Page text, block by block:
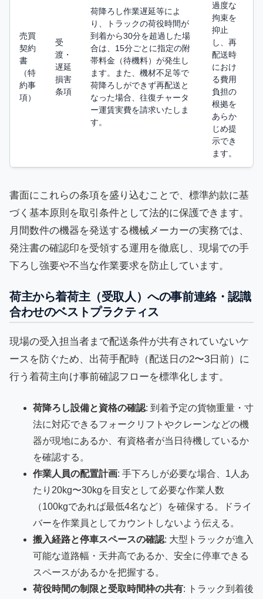
売買
契約
書
（特
約事
項）
受
渡・
遅延
損害
条項
荷降ろし作業遅延等によ
り、トラックの荷役時間が
到着から30分を超過した場
合は、15分ごとに指定の附
帯料金（待機料）が発生し
ます。また、機材不足等で
荷降ろしができず再配送と
なった場合、往復チャータ
ー運賃実費を請求いたしま
す。
過度な
拘束を
抑止
し、再
配送時
におけ
る費用
負担の
根拠を
あらか
じめ提
示でき
ます。
書面にこれらの条項を盛り込むことで、標準約款に基
づく基本原則を取引条件として法的に保護できます。
月間数件の機器を発送する機械メーカーの実務では、
発注書の確認印を受領する運用を徹底し、現場での手
下ろし強要や不当な作業要求を防止しています。
荷主から着荷主（受取人）への事前連絡・認識
合わせのベストプラクティス
現場の受入担当者まで配送条件が共有されていないケ
ースを防ぐため、出荷手配時（配送日の2〜3日前）に
行う着荷主向け事前確認フローを標準化します。
荷降ろし設備と資格の確認: 到着予定の貨物重量・寸
法に対応できるフォークリフトやクレーンなどの機
器が現地にあるか、有資格者が当日待機しているか
を確認する。
作業人員の配置計画: 手下ろしが必要な場合、1人あ
たり20kg〜30kgを目安として必要な作業人数
（100kgであれば最低4名など）を確保する。ドライ
バーを作業員としてカウントしないよう伝える。
搬入経路と停車スペースの確認: 大型トラックが進入
可能な道路幅・天井高であるか、安全に停車できる
スペースがあるかを把握する。
荷役時間の制限と受取時間枠の共有: トラック到着後